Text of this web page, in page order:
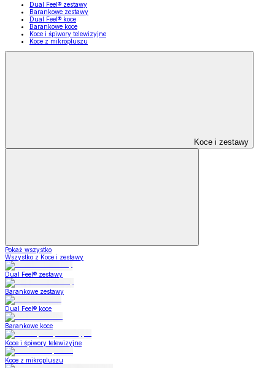
Dual Feel® zestawy
Barankowe zestawy
Dual Feel® koce
Barankowe koce
Koce i śpiwory telewizyjne
Koce z mikropluszu
Koce i zestawy
Pokaż wszystko
Wszystko z Koce i zestawy
Dual Feel® zestawy
Barankowe zestawy
Dual Feel® koce
Barankowe koce
Koce i śpiwory telewizyjne
Koce z mikropluszu